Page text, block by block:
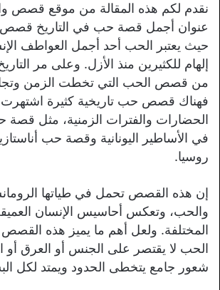
نقدم لكم هذه المقالة من موقع قصص
عنوان أجمل قصة حب في التاريخ قصص
حيث يعتبر الحب أحد أجمل العواطف
إلهام للكثيرين منذ الأزل. وعلى مر
من قصص الحب التي تخطت الزمن
فهناك قصص حب تاريخية كثيرة
الحضارات والفترات الزمنية، مثل قصة
في الأساطير اليونانية وقصة حب
روسيا.
إن هذه القصص تحمل في طياتها
والحب، وتعكس أحاسيس الإنسان
المختلفة. ولعل أهم ما يميز هذه القصص
الحب لا يقتصر على الجنس أو العرق أو
شعور جامع يتخطى الحدود ويمتد لكل